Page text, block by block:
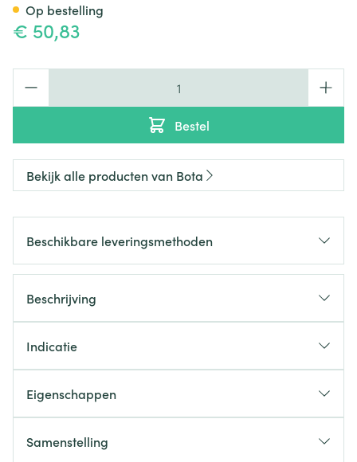
€ 50,83
Bestel
Op bestelling
Bekijk alle producten van Bota
Beschikbare leveringsmethoden
Beschrijving
Indicatie
Eigenschappen
Samenstelling